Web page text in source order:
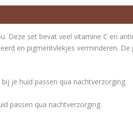
set bevat veel vitamine C en
en pigmentvlekjes verminderen.
je huid passen qua nachtverzorging.
passen qua nachtverzorging.